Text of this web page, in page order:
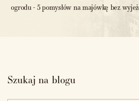
ogrodu - 5 pomysłów na majówkę bez
Szukaj na blogu